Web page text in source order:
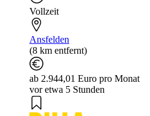
Vollzeit
Ansfelden
(8 km entfernt)
ab 2.944,01 Euro pro Monat
vor etwa 5 Stunden